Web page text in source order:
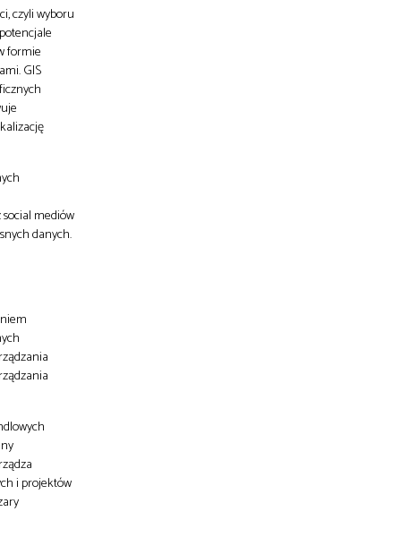
czyli wyboru
formie
GIS
mediów
danych.
i projektów